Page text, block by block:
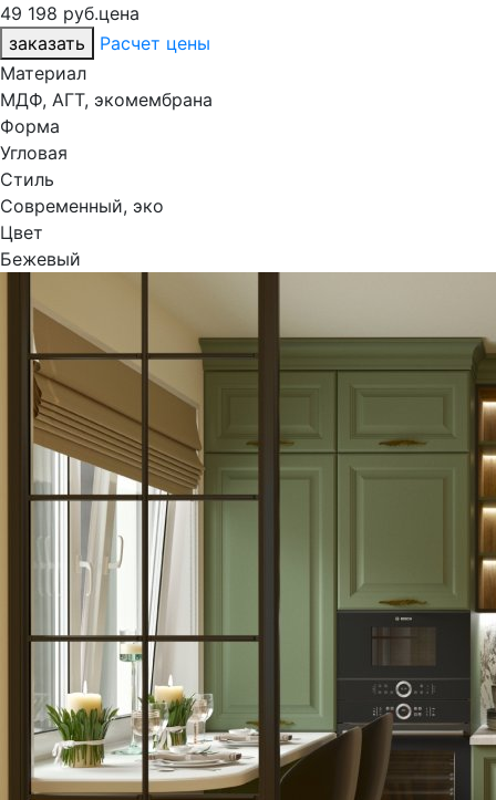
49 198 руб.цена
заказать
Расчет цены
Материал
МДФ, АГТ, экомембрана
Форма
Угловая
Стиль
Современный, эко
Цвет
Бежевый